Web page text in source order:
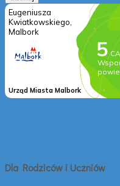
Dla Rodziców i Uczniów